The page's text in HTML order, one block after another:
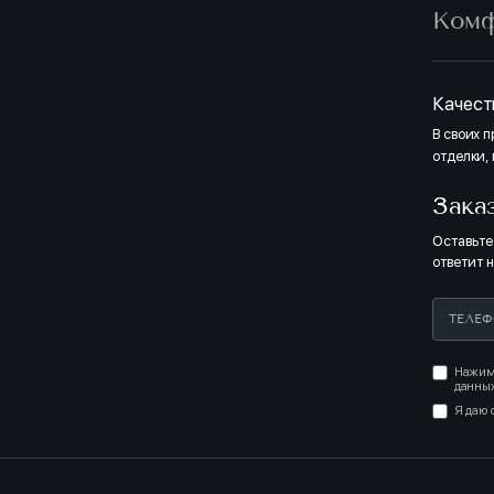
В своих
отделки,
ответит
Я даю